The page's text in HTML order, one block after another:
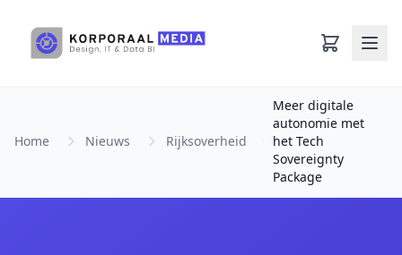
Home Nieuws Rijksoverheid
Meer digitale
autonomie met
het Tech
Sovereignty
Package